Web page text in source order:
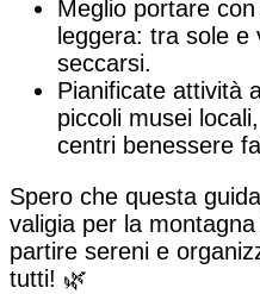
Meglio portare
leggera: tra sole
seccarsi.
Pianificate attività
piccoli musei
centri benessere
Spero che questa
valigia per la
partire sereni e
tutti! 🌿